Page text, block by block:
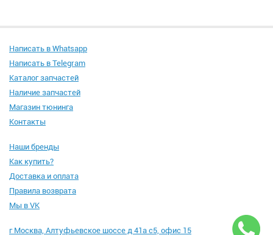
Написать в Whatsapp
Написать в Telegram
Каталог запчастей
Наличие запчастей
Магазин тюнинга
Контакты
Наши бренды
Как купить?
Доставка и оплата
Правила возврата
Мы в VK
г Москва, Алтуфьевское шоссе д 41а с5, офис 15